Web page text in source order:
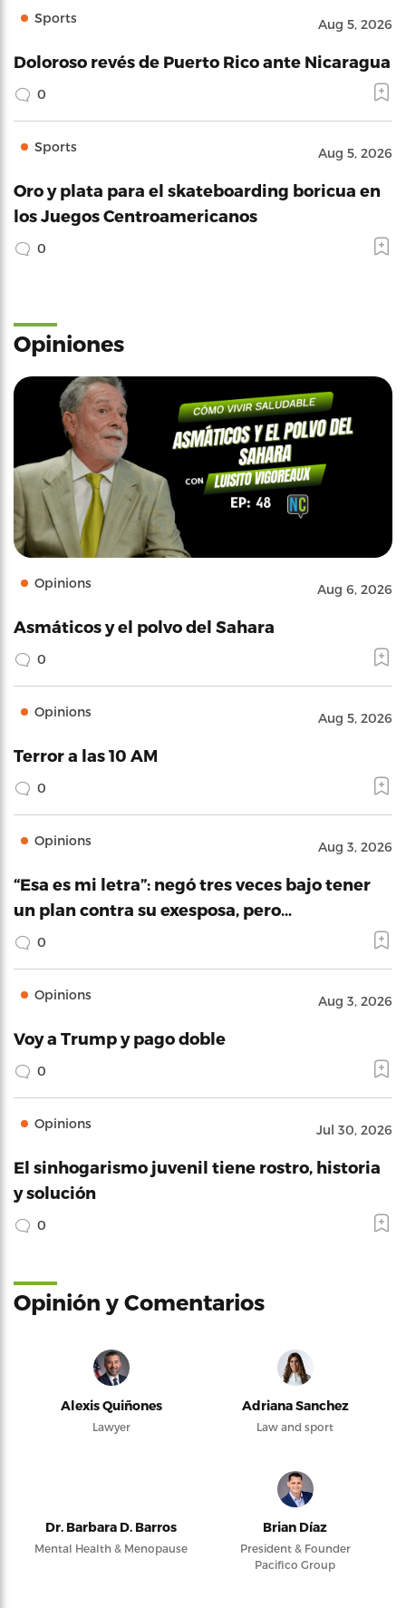
Sports Aug 5, 2026
Doloroso revés de Puerto Rico ante Nicaragua
0
Sports Aug 5, 2026
Oro y plata para el skateboarding boricua en
los Juegos Centroamericanos
0
Opiniones
Opinions Aug 6, 2026
Asmáticos y el polvo del Sahara
0
Opinions Aug 5, 2026
Terror a las 10 AM
0
Opinions Aug 3, 2026
“Esa es mi letra”: negó tres veces bajo tener
un plan contra su exesposa, pero…
0
Opinions Aug 3, 2026
Voy a Trump y pago doble
0
Opinions Jul 30, 2026
El sinhogarismo juvenil tiene rostro, historia
y solución
0
Opinión y Comentarios
Alexis Quiñones
Lawyer
Adriana Sanchez
Law and sport
Dr. Barbara D. Barros
Mental Health & Menopause
Brian Díaz
President & Founder
Pacifico Group